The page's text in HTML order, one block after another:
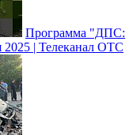
Программа "ДПС:
2025 | Телеканал ОТС